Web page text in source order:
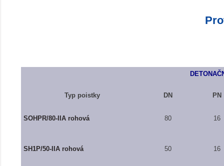
Typ poistky DN PN
SOHPR/80-IIA rohová 80 16
SH1P/50-IIA rohová 50 16